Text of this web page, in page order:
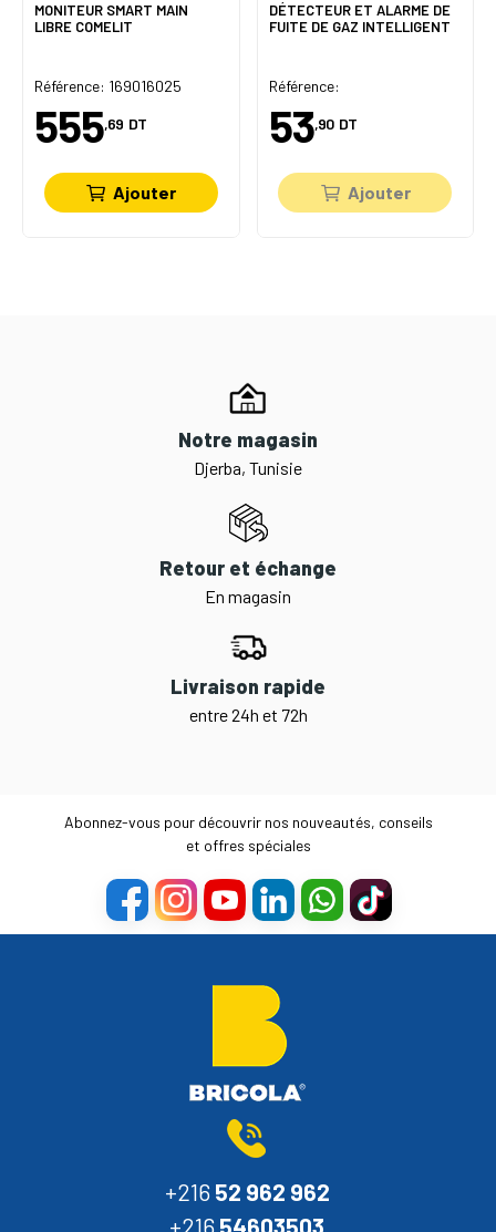
MONITEUR SMART MAIN
LIBRE COMELIT
Référence: 169016025
555,69 DT
Ajouter
DÉTECTEUR ET ALARME DE
FUITE DE GAZ INTELLIGENT
Référence:
53,90 DT
Ajouter
Notre magasin
Djerba, Tunisie
Retour et échange
En magasin
Livraison rapide
entre 24h et 72h
Abonnez-vous pour découvrir nos nouveautés, conseils
et offres spéciales
+216 52 962 962
+216 54603503